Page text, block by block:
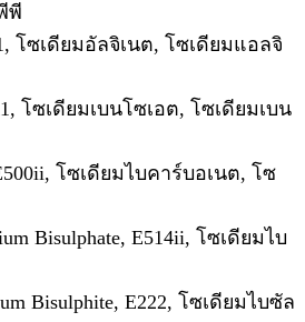
พี
โซเดียมอัลจิเนต, โซเดียมแอลจิ
โซเดียมเบนโซเอต, โซเดียมเบน
โซเดียมไบคาร์บอเนต, โซ
Bisulphate, E514ii, โซเดียมไบ
Bisulphite, E222, โซเดียมไบซัล